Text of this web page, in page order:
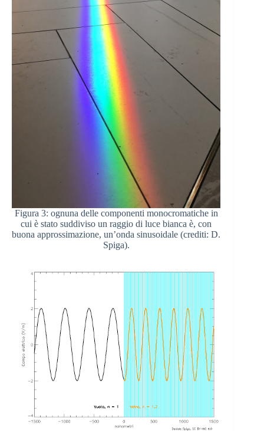
Figura 3: ognuna delle componenti monocromatiche in
cui è stato suddiviso un raggio di luce bianca è, con
buona approssimazione, un’onda sinusoidale (crediti: D.
Spiga).